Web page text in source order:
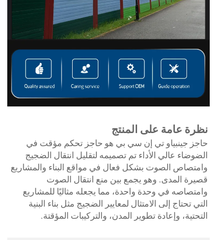
عامة على المنتج
حاجز جينبياو تي إن سي بي هو حاجز تحكم مؤقت في
الضوضاء عالي الأداء تم تصميمه لتقليل انتقال الضجيج
وامتصاص الصوت بشكل فعال في مواقع البناء والمشاريع
قصيرة المدى. وهو يجمع بين منع انتقال الصوت
وامتصاصه في وحدة واحدة، مما يجعله مثاليًا للمشاريع
التي تحتاج إلى الامتثال لمعايير الضجيج مثل بناء البنية
وإعادة تطوير المدن، والتركيبات المؤقتة.